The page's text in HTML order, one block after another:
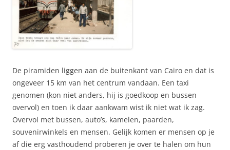
De piramiden liggen aan de buitenkant van Cairo en dat is
ongeveer 15 km van het centrum vandaan. Een taxi
genomen (kon niet anders, hij is goedkoop en bussen
overvol) en toen ik daar aankwam wist ik niet wat ik zag.
Overvol met bussen, auto’s, kamelen, paarden,
souvenirwinkels en mensen. Gelijk komen er mensen op je
af die erg vasthoudend proberen je over te halen om hun